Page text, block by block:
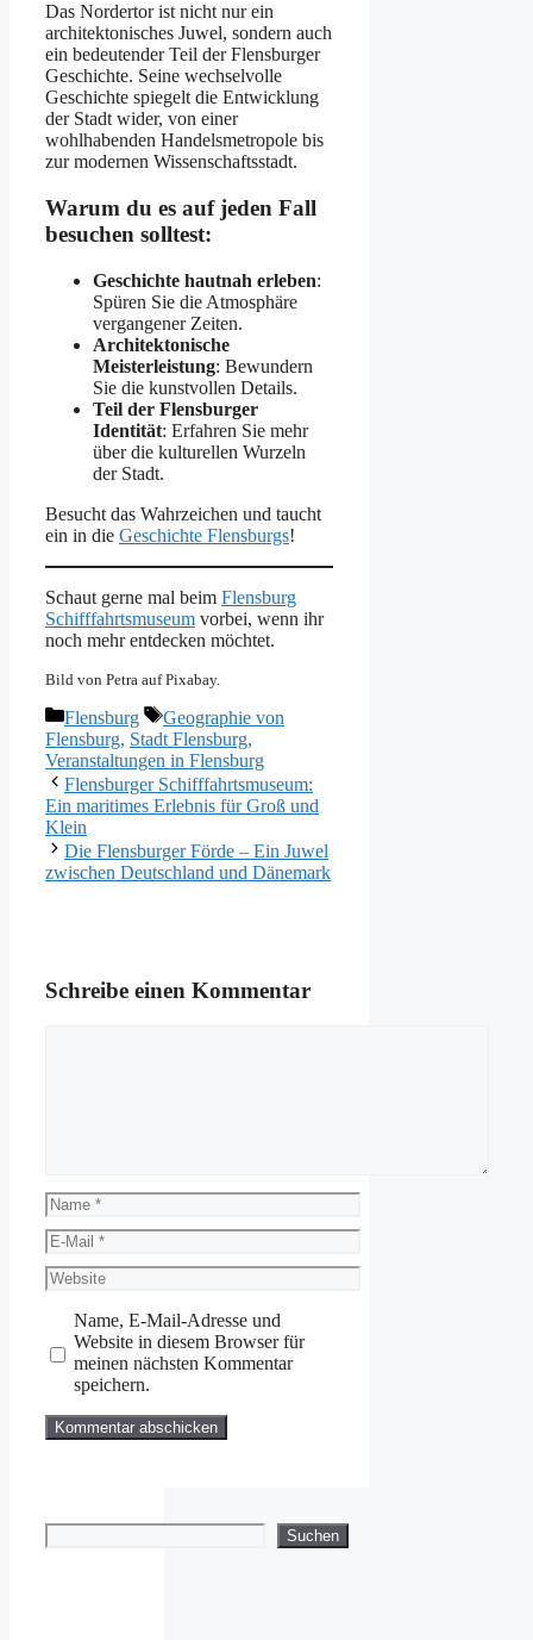
Das Nordertor ist nicht nur ein
architektonisches Juwel, sondern auch
ein bedeutender Teil der Flensburger
Geschichte. Seine wechselvolle
Geschichte spiegelt die Entwicklung
der Stadt wider, von einer
wohlhabenden Handelsmetropole bis
zur modernen Wissenschaftsstadt.
Warum du es auf jeden Fall
besuchen solltest:
Geschichte hautnah erleben:
Spüren Sie die Atmosphäre
vergangener Zeiten.
Architektonische
Meisterleistung: Bewundern
Sie die kunstvollen Details.
Teil der Flensburger
Identität: Erfahren Sie mehr
über die kulturellen Wurzeln
der Stadt.
Besucht das Wahrzeichen und taucht
ein in die Geschichte Flensburgs!
Schaut gerne mal beim Flensburg
Schifffahrtsmuseum vorbei, wenn ihr
noch mehr entdecken möchtet.
Bild von Petra auf Pixabay.
Kategorien
Flensburg Schlagwörter
Geographie von
Flensburg, Stadt Flensburg,
Veranstaltungen in Flensburg
Flensburger Schifffahrtsmuseum:
Ein maritimes Erlebnis für Groß und
Klein
Die Flensburger Förde – Ein Juwel
zwischen Deutschland und Dänemark
Schreibe einen Kommentar
Name
E-
Mail
Website
Name, E-Mail-Adresse und
Website in diesem Browser für
meinen nächsten Kommentar
speichern.
Suchen Suchen